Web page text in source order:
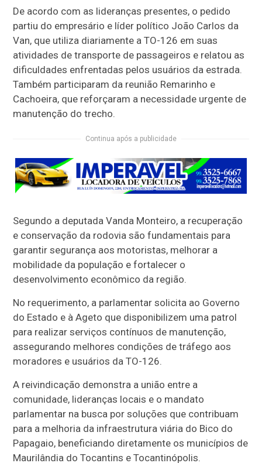
De acordo com as lideranças presentes, o pedido
partiu do empresário e líder político João Carlos da
Van, que utiliza diariamente a TO-126 em suas
atividades de transporte de passageiros e relatou as
dificuldades enfrentadas pelos usuários da estrada.
Também participaram da reunião Remarinho e
Cachoeira, que reforçaram a necessidade urgente de
manutenção do trecho.
Continua após a publicidade
Segundo a deputada Vanda Monteiro, a recuperação
e conservação da rodovia são fundamentais para
garantir segurança aos motoristas, melhorar a
mobilidade da população e fortalecer o
desenvolvimento econômico da região.
No requerimento, a parlamentar solicita ao Governo
do Estado e à Ageto que disponibilizem uma patrol
para realizar serviços contínuos de manutenção,
assegurando melhores condições de tráfego aos
moradores e usuários da TO-126.
A reivindicação demonstra a união entre a
comunidade, lideranças locais e o mandato
parlamentar na busca por soluções que contribuam
para a melhoria da infraestrutura viária do Bico do
Papagaio, beneficiando diretamente os municípios de
Maurilândia do Tocantins e Tocantinópolis.